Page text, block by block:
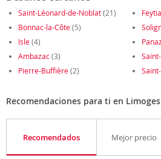
Saint-Léonard-de-Noblat(21)
Bonnac-la-Côte(5)
Isle(4)
Ambazac(3)
Pierre-Buffière(2)
Recomendaciones para ti en Limoges
Recomendados Mejor precio